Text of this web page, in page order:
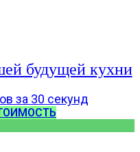
будущей кухни
за 30 секунд